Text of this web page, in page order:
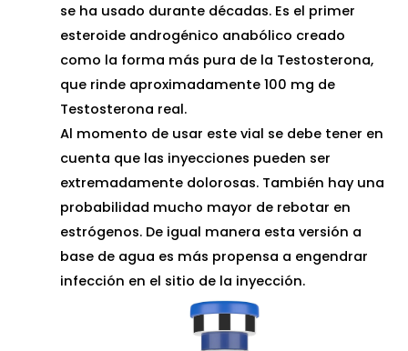
se ha usado durante décadas. Es el primer
esteroide androgénico anabólico creado
como la forma más pura de la Testosterona,
que rinde aproximadamente 100 mg de
Testosterona real.
Al momento de usar este vial se debe tener en
cuenta que las inyecciones pueden ser
extremadamente dolorosas. También hay una
probabilidad mucho mayor de rebotar en
estrógenos. De igual manera esta versión a
base de agua es más propensa a engendrar
infección en el sitio de la inyección.